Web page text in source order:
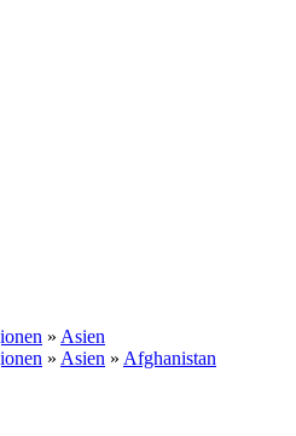
» Asien
» Asien » Afghanistan